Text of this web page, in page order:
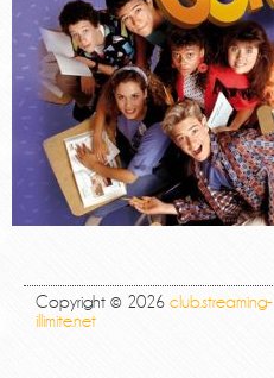
Copyright © 2026 club.streaming-
illimite.net